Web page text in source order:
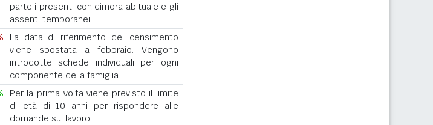
parte i presenti con dimora abituale e gli
assenti temporanei.
La data di riferimento del censimento
viene spostata a febbraio. Vengono
introdotte schede individuali per ogni
componente della famiglia.
Per la prima volta viene previsto il limite
di età di 10 anni per rispondere alle
domande sul lavoro.